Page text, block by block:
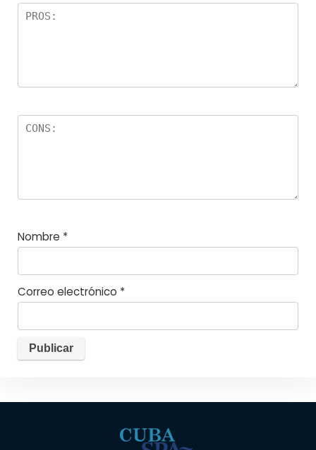
Nombre *
Correo electrónico *